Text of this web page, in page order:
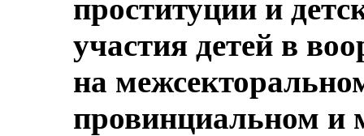
проституции и
участия детей в
на
провинциальном и